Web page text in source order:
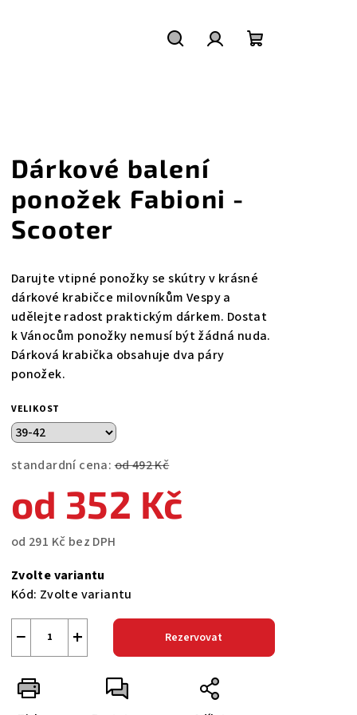
Dárkové balení
ponožek Fabioni -
Scooter
Darujte vtipné ponožky se skútry v krásné
dárkové krabičce milovníkům Vespy a
udělejte radost praktickým dárkem. Dostat
k Vánocům ponožky nemusí být žádná nuda.
Dárková krabička obsahuje dva páry
ponožek.
VELIKOST
standardní cena: od 492 Kč
od 352 Kč
od 291 Kč bez DPH
cena:
Zvolte variantu
Kód: Zvolte variantu
+
− Rezervovat